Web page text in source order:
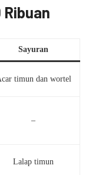
Ribuan
Sayuran
timun dan wortel
–
Lalap timun